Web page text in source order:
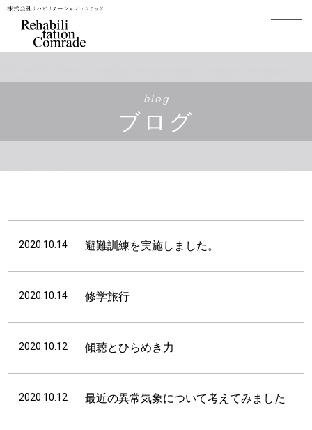
blog
ブログ
2020.10.14 避難訓練を実施しました。
2020.10.14 修学旅行
2020.10.12 傾聴とひらめき力
2020.10.12 最近の異常気象について考えてみました